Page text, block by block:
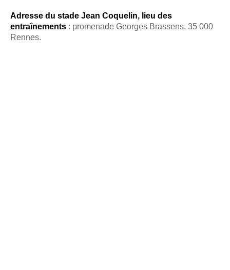
Adresse du stade Jean Coquelin, lieu des
entraînements : promenade Georges Brassens, 35 000
Rennes.